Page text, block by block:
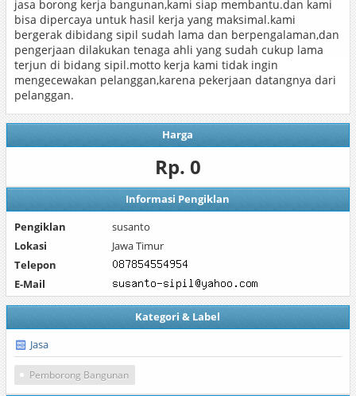
jasa borong kerja bangunan,kami siap membantu.dan kami
bisa dipercaya untuk hasil kerja yang maksimal.kami
bergerak dibidang sipil sudah lama dan berpengalaman,dan
pengerjaan dilakukan tenaga ahli yang sudah cukup lama
terjun di bidang sipil.motto kerja kami tidak ingin
mengecewakan pelanggan,karena pekerjaan datangnya dari
pelanggan.
Harga
Rp. 0
Informasi Pengiklan
Pengiklan
susanto
Lokasi
Jawa Timur
Telepon
E-Mail
Kategori & Label
Jasa
Pemborong Bangunan